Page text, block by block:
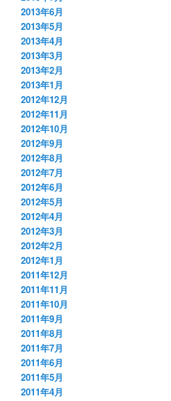
2013年6月
2013年5月
2013年4月
2013年3月
2013年2月
2013年1月
2012年12月
2012年11月
2012年10月
2012年9月
2012年8月
2012年7月
2012年6月
2012年5月
2012年4月
2012年3月
2012年2月
2012年1月
2011年12月
2011年11月
2011年10月
2011年9月
2011年8月
2011年7月
2011年6月
2011年5月
2011年4月